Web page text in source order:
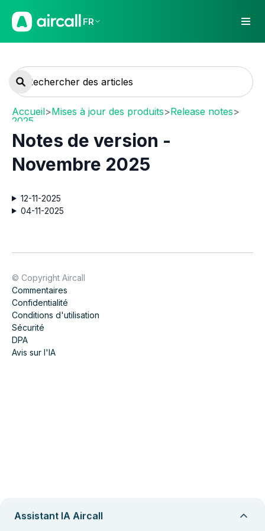
FR
Accueil>Mises à jour des produits>Release notes>
2025
Notes de version -
Novembre 2025
12-11-2025
04-11-2025
© Copyright Aircall
Commentaires
Confidentialité
Conditions d'utilisation
Sécurité
DPA
Avis sur l'IA
Assistant IA Aircall